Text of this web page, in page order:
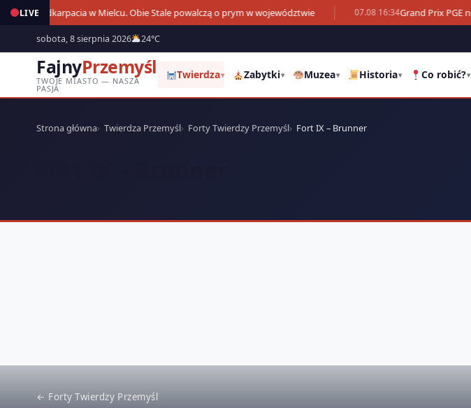
LIVE
Derby Podkarpacia w Mielcu. Obie Stale powalczą o prym w województwie 07.08 16:34Grand Prix PGE
sobota, 8 sierpnia 2026 24°C
FajnyPrzemyśl
TWOJE MIASTO — NASZA
PASJA
Twierdza▾ Zabytki▾ Muzea▾ Historia▾ Co robić?▾
Strona główna Twierdza Przemyśl Forty Twierdzy Przemyśl Fort IX – Brunner
← Forty Twierdzy Przemyśl